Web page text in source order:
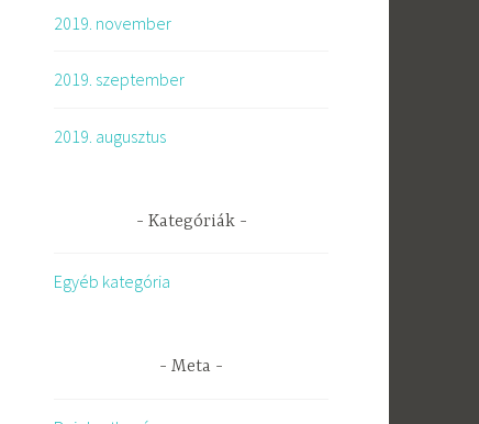
2019. november
2019. szeptember
2019. augusztus
Kategóriák
Egyéb kategória
Meta